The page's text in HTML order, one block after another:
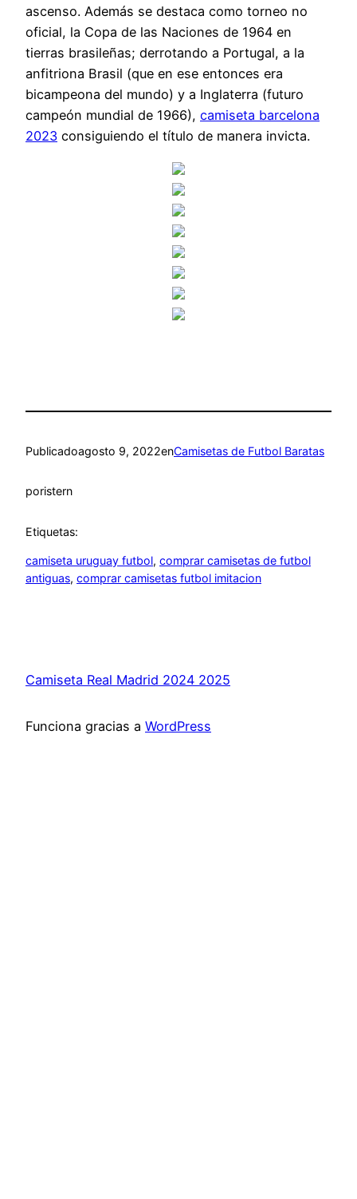
ascenso. Además se destaca como torneo no
oficial, la Copa de las Naciones de 1964 en
tierras brasileñas; derrotando a Portugal, a la
anfitriona Brasil (que en ese entonces era
bicampeona del mundo) y a Inglaterra (futuro
campeón mundial de 1966), camiseta barcelona
2023 consiguiendo el título de manera invicta.
Publicadoagosto 9, 2022enCamisetas de Futbol Baratas
poristern
Etiquetas:
camiseta uruguay futbol, comprar camisetas de futbol
antiguas, comprar camisetas futbol imitacion
Camiseta Real Madrid 2024 2025
Funciona gracias a WordPress